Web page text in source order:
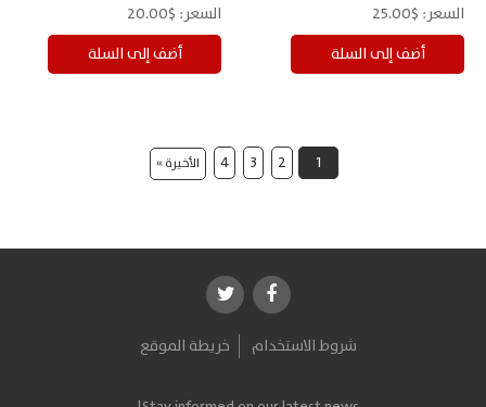
السعر: $25.00 السعر: $20.00
1
2
3
4 الأخيرة »
شروط الاستخدام خريطة الموقع